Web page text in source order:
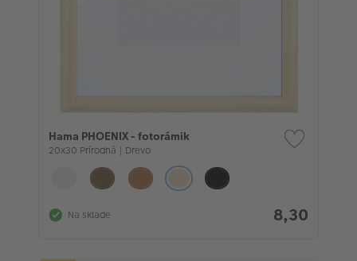
Hama PHOENIX - fotorámik
20x30 Prírodná | Drevo
Na sklade 8,30